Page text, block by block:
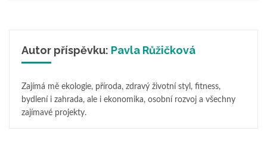
Autor příspěvku: Pavla Růžičková
Zajímá mě ekologie, příroda, zdravý životní styl, fitness,
bydlení i zahrada, ale i ekonomika, osobní rozvoj a všechny
zajímavé projekty.